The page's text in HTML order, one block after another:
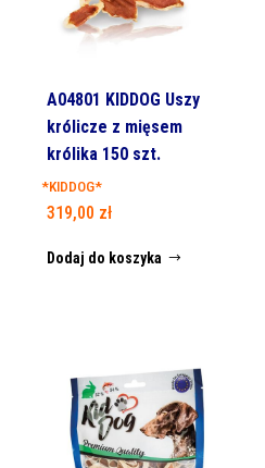
A04801 KIDDOG Uszy
królicze z mięsem
królika 150 szt.
*KIDDOG*
319,00 zł
Dodaj do koszyka